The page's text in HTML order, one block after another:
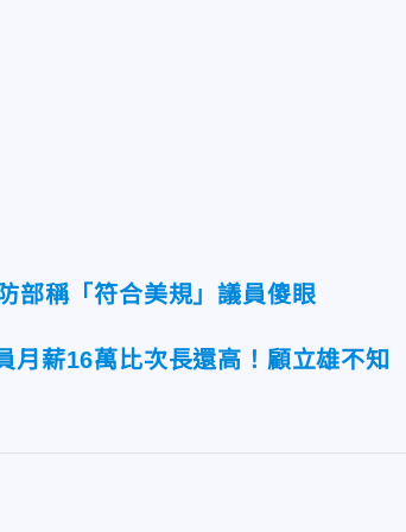
部稱「符合美規」議員傻眼
薪16萬比次長還高！顧立雄不知